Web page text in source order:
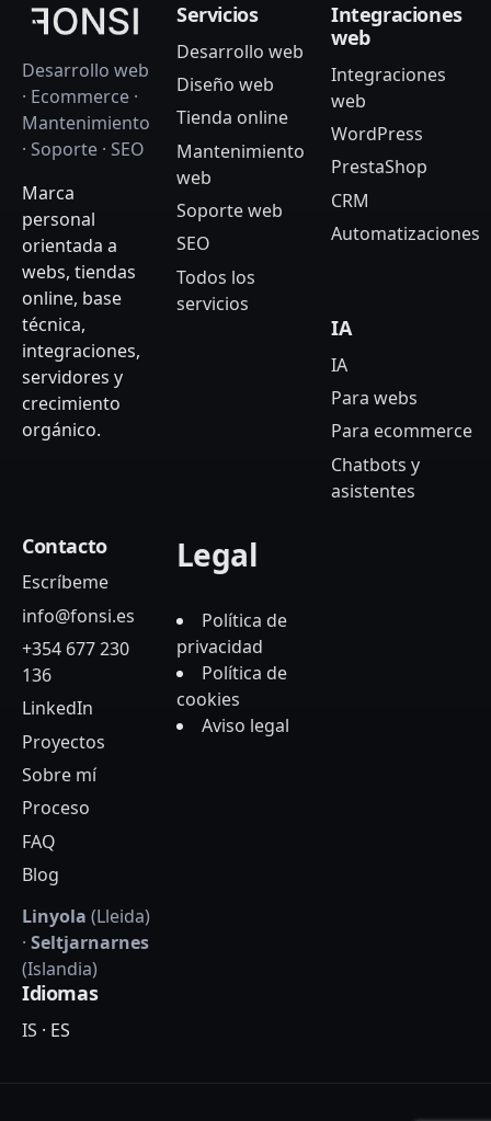
Desarrollo web
· Ecommerce ·
Mantenimiento
· Soporte · SEO
Marca
personal
orientada a
webs, tiendas
online, base
técnica,
integraciones,
servidores y
crecimiento
orgánico.
Servicios
Desarrollo web
Diseño web
Tienda online
Mantenimiento
web
Soporte web
SEO
Todos los
servicios
Integraciones
web
Integraciones
web
WordPress
PrestaShop
CRM
Automatizaciones
IA
IA
Para webs
Para ecommerce
Chatbots y
asistentes
Contacto
Escríbeme
info@fonsi.es
+354 677 230
136
LinkedIn
Proyectos
Sobre mí
Proceso
FAQ
Blog
Linyola (Lleida)
· Seltjarnarnes
(Islandia)
Idiomas
IS · ES
Legal
Política de
privacidad
Política de
cookies
Aviso legal